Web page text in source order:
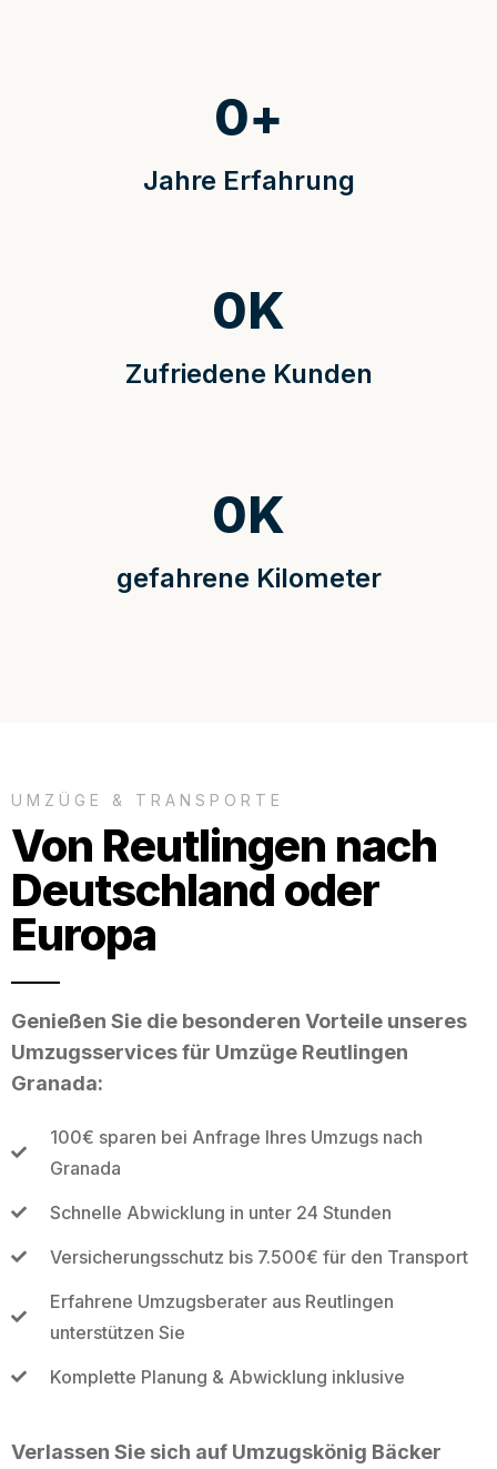
Jahre Erfahrung
0+
Zufriedene Kunden
0K
gefahrene Kilometer
0K
UMZÜGE & TRANSPORTE
Von Reutlingen nach
Deutschland oder
Europa
Genießen Sie die besonderen Vorteile unseres
Umzugsservices für Umzüge Reutlingen
Granada:
100€ sparen bei Anfrage Ihres Umzugs nach
Granada
Schnelle Abwicklung in unter 24 Stunden
Versicherungsschutz bis 7.500€ für den Transport
Erfahrene Umzugsberater aus Reutlingen
unterstützen Sie
Komplette Planung & Abwicklung inklusive
Verlassen Sie sich auf Umzugskönig Bäcker